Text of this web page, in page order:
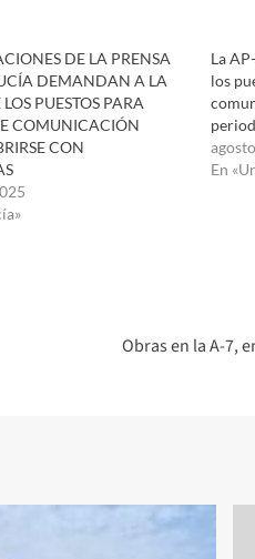
DE LA PRENSA
DEMANDAN A LA
PUESTOS PARA
COMUNICACIÓN
CON
La
los
En
Obras en la A-7,